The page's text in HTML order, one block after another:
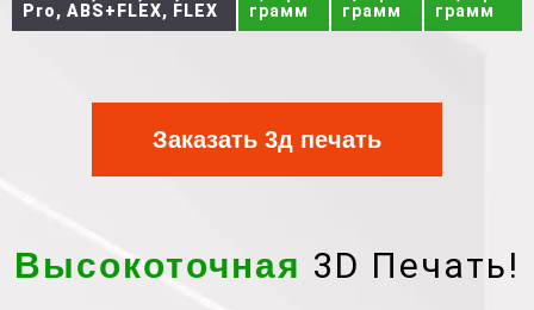
Pro, ABS+FLEX, FLEX
грамм
грамм
грамм
Заказать 3д печать
Высокоточная 3D Печать!